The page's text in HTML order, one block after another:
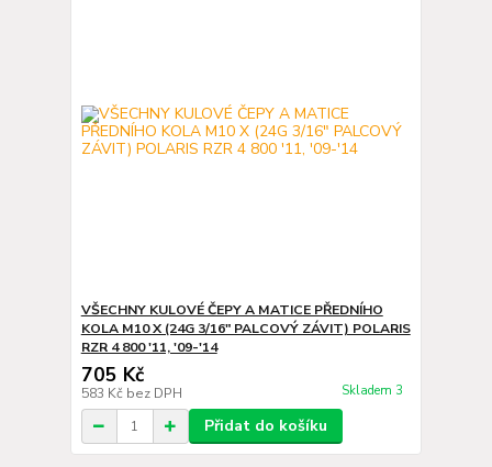
VŠECHNY KULOVÉ ČEPY A MATICE PŘEDNÍHO
KOLA M10 X (24G 3/16" PALCOVÝ ZÁVIT) POLARIS
RZR 4 800 '11, '09-'14
705 Kč
583 Kč bez DPH Skladem 3
Přidat do košíku